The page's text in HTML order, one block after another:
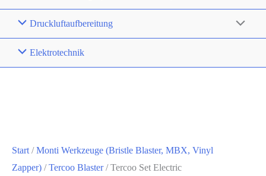
Druckluftaufbereitung
Elektrotechnik
Start /Monti Werkzeuge (Bristle Blaster, MBX, Vinyl
Zapper) /Tercoo Blaster/ Tercoo Set Electric